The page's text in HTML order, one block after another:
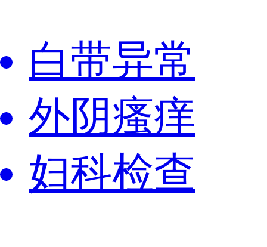
白带异常
外阴瘙痒
妇科检查